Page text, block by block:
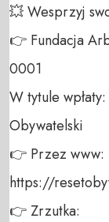
💥 Wesprzyj
👉 Fundacja
0001
W tytule
Obywatelski
👉 Przez www:
https://
👉 Zrzutka: